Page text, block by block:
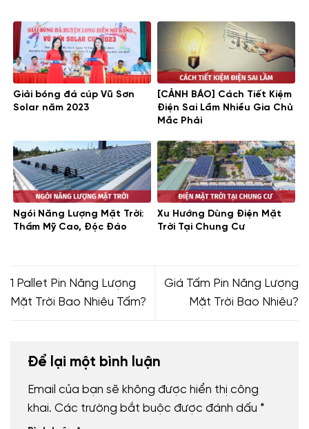
Giải bóng đá cúp Vũ Sơn
Solar năm 2023
[CẢNH BÁO] Cách Tiết Kiệm
Điện Sai Lầm Nhiều Gia Chủ
Mắc Phải
Ngói Năng Lượng Mặt Trời:
Thẩm Mỹ Cao, Độc Đáo
Xu Hướng Dùng Điện Mặt
Trời Tại Chung Cư
1 Pallet Pin Năng Lượng
Mặt Trời Bao Nhiêu Tấm?
Giá Tấm Pin Năng Lượng
Mặt Trời Bao Nhiêu?
Để lại một bình luận
Email của bạn sẽ không được hiển thị công
khai. Các trường bắt buộc được đánh dấu *